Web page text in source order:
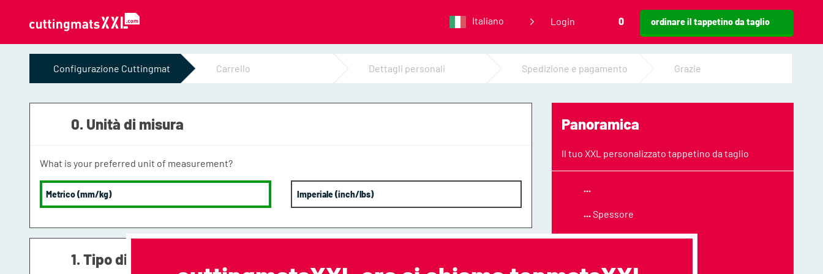
Italiano
Login 0 ordinare il tappetino da taglio
Configurazione Cuttingmat Carrello Dettagli personali Spedizione e pagamento Grazie
0. Unità di misura
What is your preferred unit of measurement?
Metrico (mm/kg) Imperiale (inch/lbs)
1. Tipo di tappetino da taglio
Panoramica
Il tuo XXL personalizzato tappetino da taglio
...
...Spessore
Dimensione...x200 mm